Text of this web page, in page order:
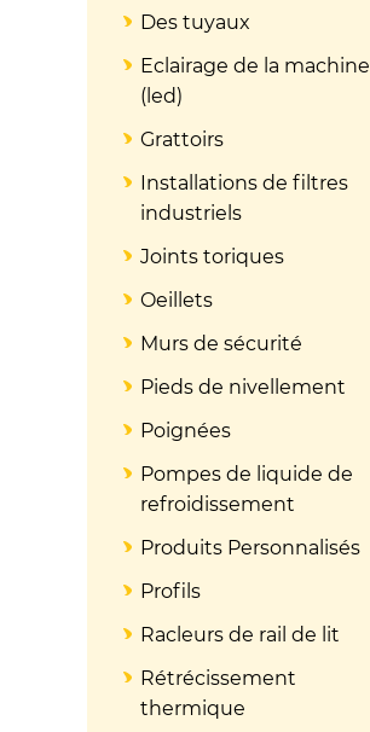
Des tuyaux
Eclairage de la machine
(led)
Grattoirs
Installations de filtres
industriels
Joints toriques
Oeillets
Murs de sécurité
Pieds de nivellement
Poignées
Pompes de liquide de
refroidissement
Produits Personnalisés
Profils
Racleurs de rail de lit
Rétrécissement
thermique